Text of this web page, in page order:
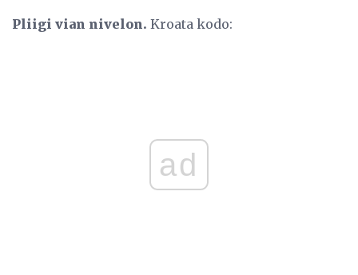
Pliigi vian nivelon. Kroata kodo:
ad